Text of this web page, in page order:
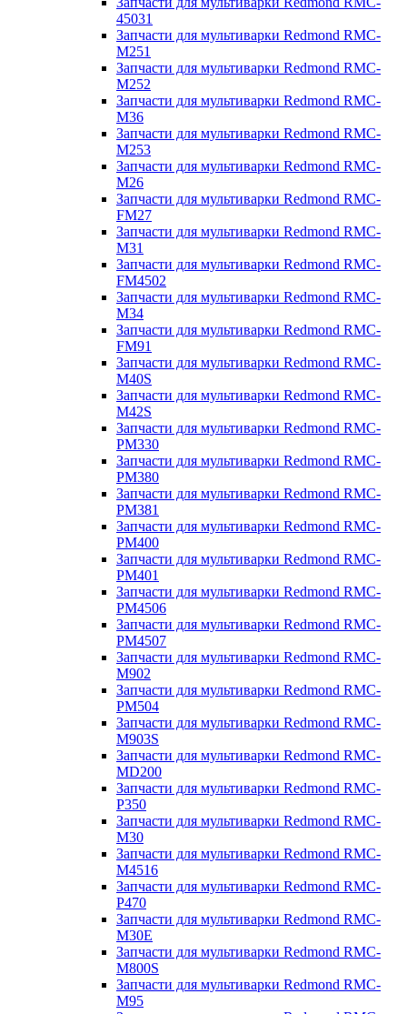
45031
Запчасти для мультиварки Redmond RMC-
M251
Запчасти для мультиварки Redmond RMC-
M252
Запчасти для мультиварки Redmond RMC-
M36
Запчасти для мультиварки Redmond RMC-
M253
Запчасти для мультиварки Redmond RMC-
M26
Запчасти для мультиварки Redmond RMC-
FM27
Запчасти для мультиварки Redmond RMC-
M31
Запчасти для мультиварки Redmond RMC-
FM4502
Запчасти для мультиварки Redmond RMC-
M34
Запчасти для мультиварки Redmond RMC-
FM91
Запчасти для мультиварки Redmond RMC-
M40S
Запчасти для мультиварки Redmond RMC-
M42S
Запчасти для мультиварки Redmond RMC-
PM330
Запчасти для мультиварки Redmond RMC-
PM380
Запчасти для мультиварки Redmond RMC-
PM381
Запчасти для мультиварки Redmond RMC-
PM400
Запчасти для мультиварки Redmond RMC-
PM401
Запчасти для мультиварки Redmond RMC-
PM4506
Запчасти для мультиварки Redmond RMC-
PM4507
Запчасти для мультиварки Redmond RMC-
M902
Запчасти для мультиварки Redmond RMC-
PM504
Запчасти для мультиварки Redmond RMC-
M903S
Запчасти для мультиварки Redmond RMC-
MD200
Запчасти для мультиварки Redmond RMC-
P350
Запчасти для мультиварки Redmond RMC-
M30
Запчасти для мультиварки Redmond RMC-
M4516
Запчасти для мультиварки Redmond RMC-
P470
Запчасти для мультиварки Redmond RMC-
M30E
Запчасти для мультиварки Redmond RMC-
M800S
Запчасти для мультиварки Redmond RMC-
M95